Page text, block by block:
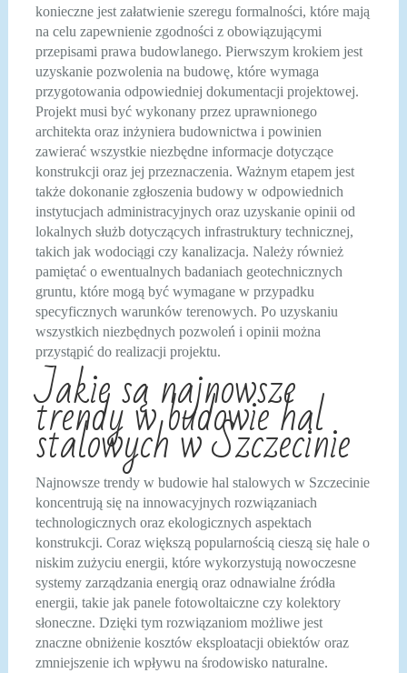
konieczne jest załatwienie szeregu formalności, które mają
na celu zapewnienie zgodności z obowiązującymi
przepisami prawa budowlanego. Pierwszym krokiem jest
uzyskanie pozwolenia na budowę, które wymaga
przygotowania odpowiedniej dokumentacji projektowej.
Projekt musi być wykonany przez uprawnionego
architekta oraz inżyniera budownictwa i powinien
zawierać wszystkie niezbędne informacje dotyczące
konstrukcji oraz jej przeznaczenia. Ważnym etapem jest
także dokonanie zgłoszenia budowy w odpowiednich
instytucjach administracyjnych oraz uzyskanie opinii od
lokalnych służb dotyczących infrastruktury technicznej,
takich jak wodociągi czy kanalizacja. Należy również
pamiętać o ewentualnych badaniach geotechnicznych
gruntu, które mogą być wymagane w przypadku
specyficznych warunków terenowych. Po uzyskaniu
wszystkich niezbędnych pozwoleń i opinii można
przystąpić do realizacji projektu.
Jakie są najnowsze
trendy w budowie hal
stalowych w Szczecinie
Najnowsze trendy w budowie hal stalowych w Szczecinie
koncentrują się na innowacyjnych rozwiązaniach
technologicznych oraz ekologicznych aspektach
konstrukcji. Coraz większą popularnością cieszą się hale o
niskim zużyciu energii, które wykorzystują nowoczesne
systemy zarządzania energią oraz odnawialne źródła
energii, takie jak panele fotowoltaiczne czy kolektory
słoneczne. Dzięki tym rozwiązaniom możliwe jest
znaczne obniżenie kosztów eksploatacji obiektów oraz
zmniejszenie ich wpływu na środowisko naturalne.